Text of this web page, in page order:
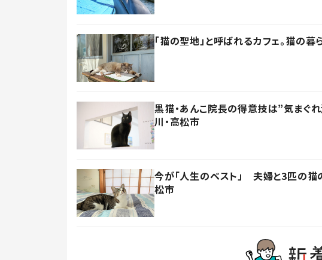
「猫の聖地」と呼ばれるカフェ。猫の
黒猫・あんこ院長の得意技は”気ま
川・高松市
今が「人生のベスト」 夫婦と3匹の
松市